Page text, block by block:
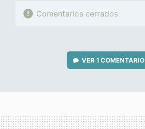
Comentarios cerrados
VER 1 COMENTARIO